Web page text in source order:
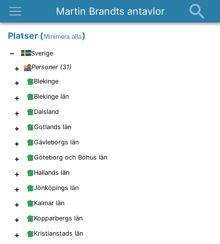
Martin Brandts antavlor
Platser
Kontakt
Platser (Minimera alla)
− Sverige
+ Personer (31)
+ Blekinge
+ Blekinge län
+ Dalsland
+ Gotlands län
+ Gävleborgs län
+ Göteborg och Bohus län
+ Hallands län
+ Jönköpings län
+ Kalmar län
+ Kopparbergs län
+ Kristianstads län